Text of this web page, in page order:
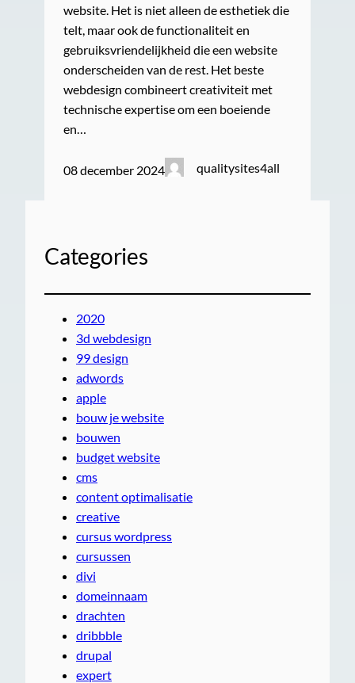
website. Het is niet alleen de esthetiek die
telt, maar ook de functionaliteit en
gebruiksvriendelijkheid die een website
onderscheiden van de rest. Het beste
webdesign combineert creativiteit met
technische expertise om een boeiende
en…
08 december 2024 qualitysites4all
Categories
2020
3d webdesign
99 design
adwords
apple
bouw je website
bouwen
budget website
cms
content optimalisatie
creative
cursus wordpress
cursussen
divi
domeinnaam
drachten
dribbble
drupal
expert